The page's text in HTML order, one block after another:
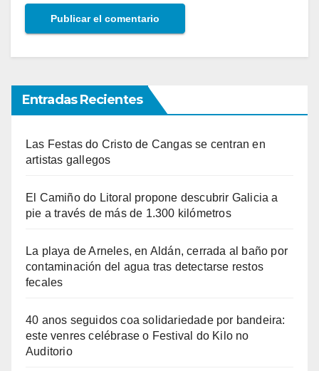
Entradas Recientes
Las Festas do Cristo de Cangas se centran en
artistas gallegos
El Camiño do Litoral propone descubrir Galicia a
pie a través de más de 1.300 kilómetros
La playa de Arneles, en Aldán, cerrada al baño por
contaminación del agua tras detectarse restos
fecales
40 anos seguidos coa solidariedade por bandeira:
este venres celébrase o Festival do Kilo no
Auditorio